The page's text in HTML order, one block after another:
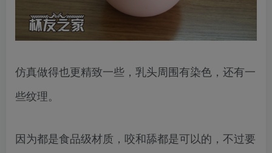
仿真做得也更精致一些，乳头周围有染色，还有一
些纹理。
因为都是食品级材质，咬和舔都是可以的，不过要